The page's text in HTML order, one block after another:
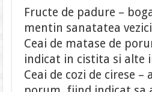
Fructe de padure –
mentin sanatatea
Ceai de matase de
indicat in cistita si alte
Ceai de cozi de cirese